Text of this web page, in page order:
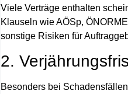
Viele Verträge enthalten
Klauseln wie AÖSp,
sonstige Risiken für
2.
Besonders bei